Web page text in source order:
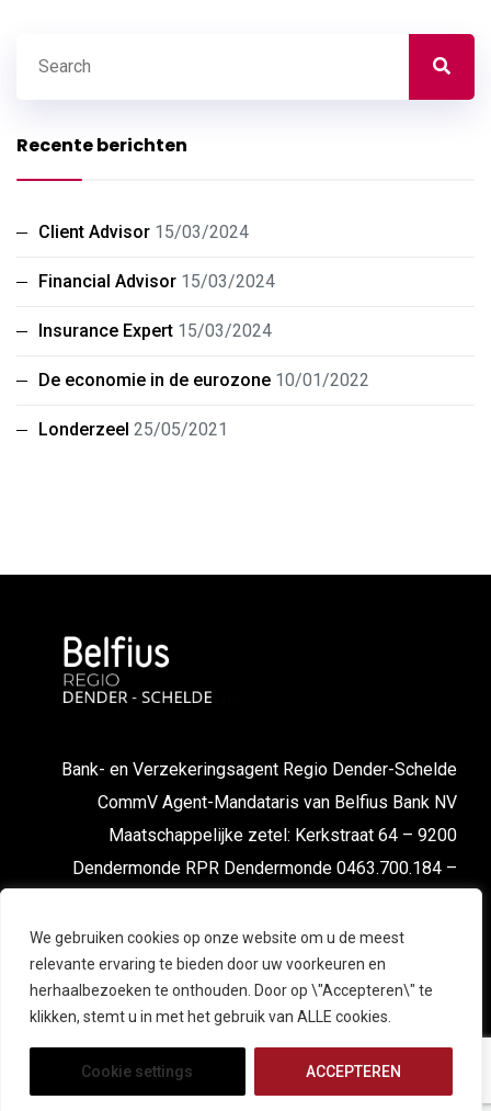
We gebruiken cookies op onze website om u de meest
relevante ervaring te bieden door uw voorkeuren en
herhaalbezoeken te onthouden. Door op \"Accepteren\" te
klikken, stemt u in met het gebruik van ALLE cookies.
Cookie settings ACCEPTEREN
Recente berichten
Client Advisor 15/03/2024
Financial Advisor 15/03/2024
Insurance Expert 15/03/2024
De economie in de eurozone 10/01/2022
Londerzeel 25/05/2021
Bank- en Verzekeringsagent Regio Dender-Schelde
CommV Agent-Mandataris van Belfius Bank NV
Maatschappelijke zetel: Kerkstraat 64 – 9200
Dendermonde RPR Dendermonde 0463.700.184 –
© 2025 Belfius Regio Dender-Schelde. All Right Reserved |
Powered byEXPERTMEDIA